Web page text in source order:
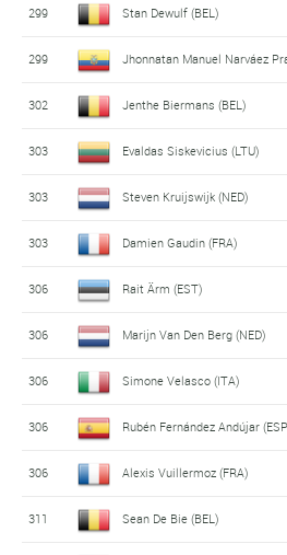
299 Stan Dewulf (BEL)
299 Jhonnatan Manuel Narváez
302 Jenthe Biermans (BEL)
303 Evaldas Siskevicius (LTU)
303 Steven Kruijswijk (NED)
303 Damien Gaudin (FRA)
306 Rait Ärm (EST)
306 Marijn Van Den Berg (NED)
306 Simone Velasco (ITA)
306 Rubén Fernández Andújar
306 Alexis Vuillermoz (FRA)
311 Sean De Bie (BEL)